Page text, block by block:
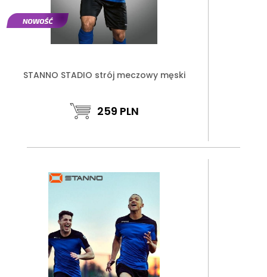
STANNO STADIO strój meczowy męski
259 PLN